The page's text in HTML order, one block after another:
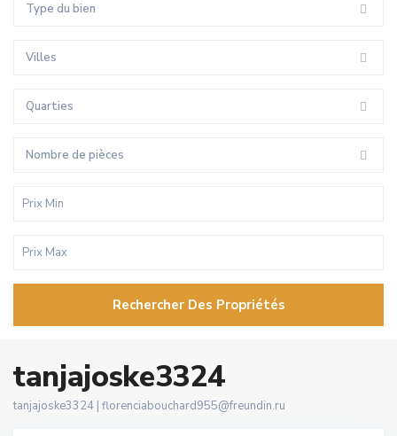
Type du bien
Villes
Quarties
Nombre de pièces
Rechercher Des Propriétés
tanjajoske3324
tanjajoske3324 | florenciabouchard955@freundin.ru